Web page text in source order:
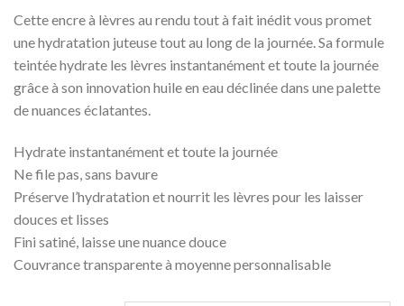
Cette encre à lèvres au rendu tout à fait inédit vous promet
une hydratation juteuse tout au long de la journée. Sa formule
teintée hydrate les lèvres instantanément et toute la journée
grâce à son innovation huile en eau déclinée dans une palette
de nuances éclatantes.
Hydrate instantanément et toute la journée
Ne file pas, sans bavure
Préserve l’hydratation et nourrit les lèvres pour les laisser
douces et lisses
Fini satiné, laisse une nuance douce
Couvrance transparente à moyenne personnalisable